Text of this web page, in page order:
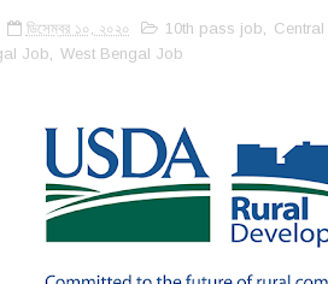
ডিসেম্বর ১০, ২০২০ 10th pass job,
Job, West Bengal Job